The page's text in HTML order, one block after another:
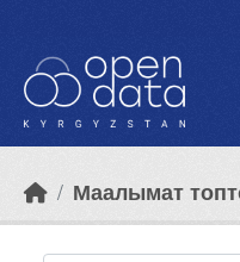
Маалымат